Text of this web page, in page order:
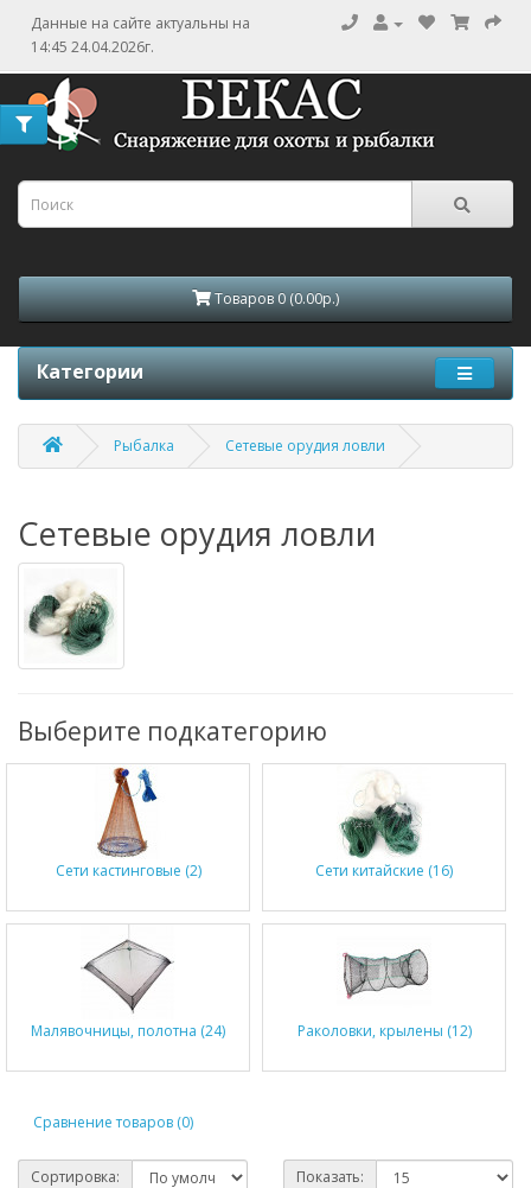
Данные на сайте актуальны на
14:45 24.04.2026г.
Товаров 0 (0.00р.)
Категории
Рыбалка Сетевые орудия ловли
Сетевые орудия ловли
Выберите подкатегорию
Сети кастинговые (2) Сети китайские (16)
Малявочницы, полотна (24) Раколовки, крылены (12)
Сравнение товаров (0)
Сортировка: Показать: